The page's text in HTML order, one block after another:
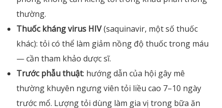
thường.
Thuốc kháng virus HIV(saquinavir, một số thuốc
khác): tỏi có thể làm giảm nồng độ thuốc trong máu
— cần tham khảo dược sĩ.
Trước phẫu thuật: hướng dẫn của hội gây mê
thường khuyên ngưng viên tỏi liều cao 7–10 ngày
trước mổ. Lượng tỏi dùng làm gia vị trong bữa ăn